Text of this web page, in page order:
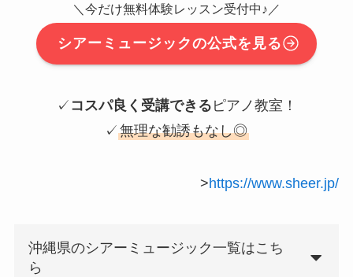
＼今だけ無料体験レッスン受付中♪／
シアーミュージックの公式を見る
✓ コスパ良く受講できる ピアノ教室！
✓ 無理な勧誘もなし◎
>https://www.sheer.jp/
沖縄県のシアーミュージック一覧はこち
ら